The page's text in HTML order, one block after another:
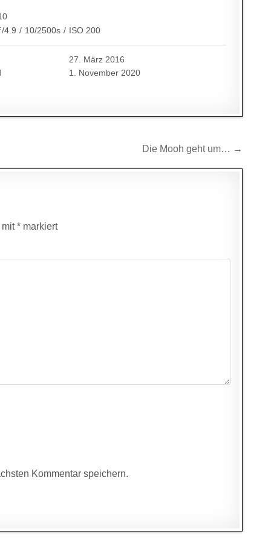
4.9 / 10/2500s / ISO 200
27. März 2016
1. November 2020
Die Mooh geht um… →
mit* markiert
Kommentar speichern.